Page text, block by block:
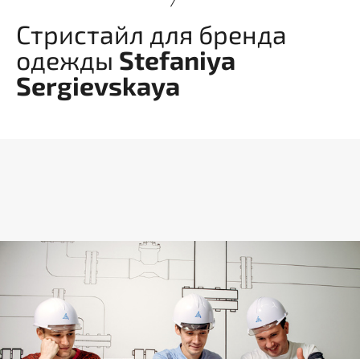
Стристайл для бренда
одежды Stefaniya
Sergievskaya